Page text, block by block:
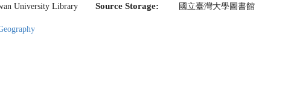
University Library Source Storage: 國立臺灣大學圖書館